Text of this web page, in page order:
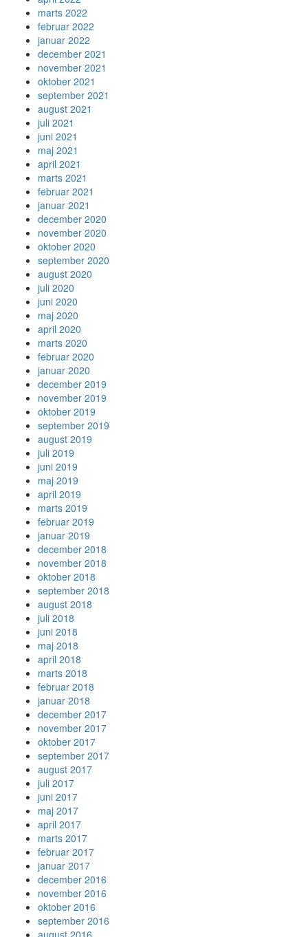
marts 2022
februar 2022
januar 2022
december 2021
november 2021
oktober 2021
september 2021
august 2021
juli 2021
juni 2021
maj 2021
april 2021
marts 2021
februar 2021
januar 2021
december 2020
november 2020
oktober 2020
september 2020
august 2020
juli 2020
juni 2020
maj 2020
april 2020
marts 2020
februar 2020
januar 2020
december 2019
november 2019
oktober 2019
september 2019
august 2019
juli 2019
juni 2019
maj 2019
april 2019
marts 2019
februar 2019
januar 2019
december 2018
november 2018
oktober 2018
september 2018
august 2018
juli 2018
juni 2018
maj 2018
april 2018
marts 2018
februar 2018
januar 2018
december 2017
november 2017
oktober 2017
september 2017
august 2017
juli 2017
juni 2017
maj 2017
april 2017
marts 2017
februar 2017
januar 2017
december 2016
november 2016
oktober 2016
september 2016
august 2016